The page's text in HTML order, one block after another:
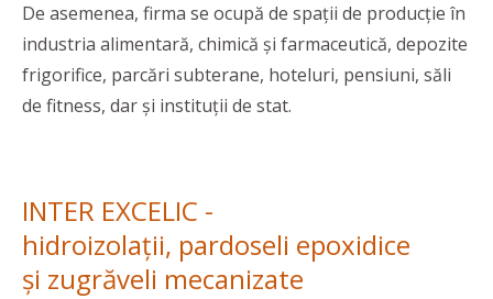
De asemenea, firma se ocupă de spații de producție în
industria alimentară, chimică și farmaceutică, depozite
frigorifice, parcări subterane, hoteluri, pensiuni, săli
de fitness, dar și instituții de stat.
INTER EXCELIC -
hidroizolații, pardoseli epoxidice
și zugrăveli mecanizate